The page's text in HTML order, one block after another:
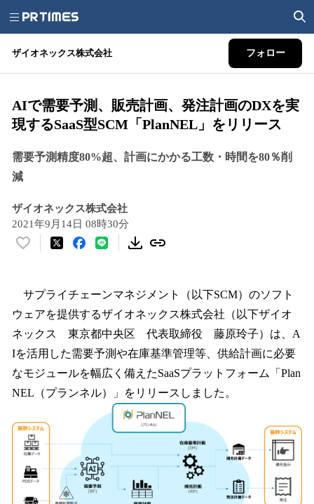
ザイオネックス株式会社 フォロー
AIで需要予測、販売計画、発注計画のDXを実
現するSaaS型SCM「PlanNEL」をリリース
需要予測精度80%超、計画にかかる工数・時間を80％削
減
ザイオネックス株式会社
2021年9月14日 08時30分
い
！
読
み
込
中
す
サプライチェーンマネジメント（以下SCM）のソフト
ウェアを提供するザイオネックス株式会社（以下ザイオ
ネックス 東京都中央区 代表取締役 藤原玲子）は、A
Iを活用した需要予測や在庫基準管理等、供給計画に必要
なモジュールを幅広く備えたSaaSプラットフォーム「Plan
NEL（プランネル）」をリリースしました。